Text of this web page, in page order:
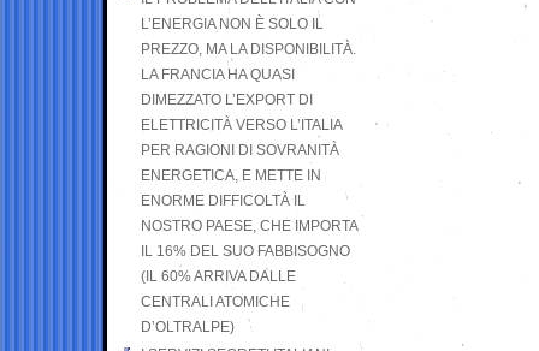
L’ENERGIA NON È SOLO IL
PREZZO, MA LA DISPONIBILITÀ.
LA FRANCIA HA QUASI
DIMEZZATO L’EXPORT DI
ELETTRICITÀ VERSO L’ITALIA
PER RAGIONI DI SOVRANITÀ
ENERGETICA, E METTE IN
ENORME DIFFICOLTÀ IL
NOSTRO PAESE, CHE IMPORTA
IL 16% DEL SUO FABBISOGNO
(IL 60% ARRIVA DALLE
CENTRALI ATOMICHE
D’OLTRALPE)